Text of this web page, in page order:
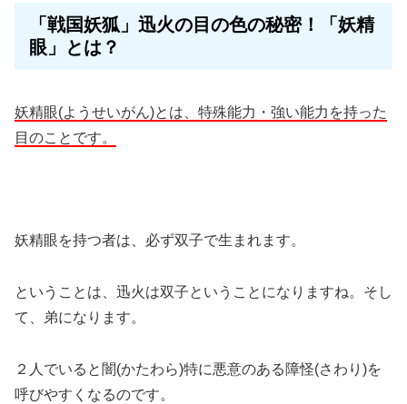
「戦国妖狐」迅火の目の色の秘密！「妖精
眼」とは？
妖精眼(ようせいがん)とは、特殊能力・強い能力を持った
目のことです。
妖精眼を持つ者は、必ず双子で生まれます。
ということは、迅火は双子ということになりますね。そし
て、弟になります。
２人でいると闇(かたわら)特に悪意のある障怪(さわり)を
呼びやすくなるのです。